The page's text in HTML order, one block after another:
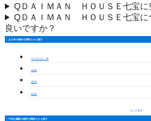
QＤＡＩＭＡＮ ＨＯＵＳＥ七宝に
QＤＡＩＭＡＮ ＨＯＵＳＥ七宝に
良いですか？
あま市の物件を間取りから探す
ワンルーム・1K
1LDK
2LDK
3LDK
もっと見る
中村公園駅の物件を間取りから探す